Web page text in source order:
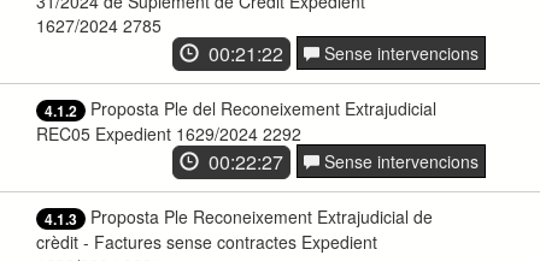
1627/2024 2785
00:21:22 Sense intervencions
4.1.2
Proposta Ple del Reconeixement Extrajudicial
REC05 Expedient 1629/2024 2292
00:22:27 Sense intervencions
4.1.3
Proposta Ple Reconeixement Extrajudicial de
crèdit - Factures sense contractes Expedient